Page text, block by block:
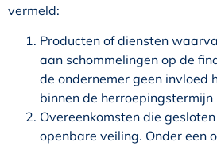
vermeld:
Producten of diensten
aan schommelingen op de
de ondernemer geen invloed
binnen de herroepingstermijn
Overeenkomsten die
openbare veiling. Onder een